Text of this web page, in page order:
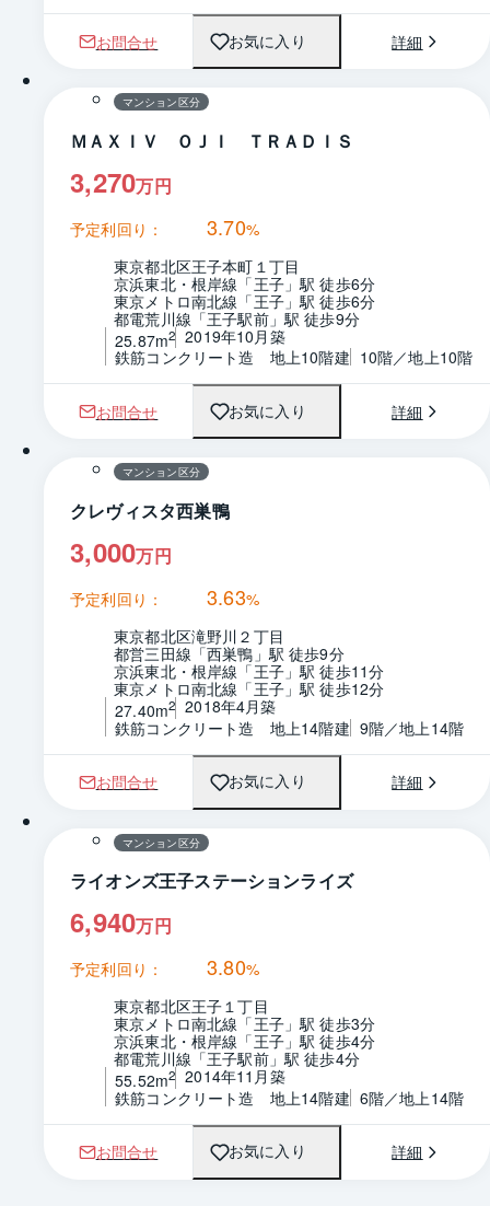
お問合せ お気に入り 詳細
1 / 0 間取り
マンション区分
ＭＡＸＩＶ ＯＪＩ ＴＲＡＤＩＳ
3,270万円
予定利回り： 3.70%
東京都北区王子本町１丁目
京浜東北・根岸線「王子」駅 徒歩6分
東京メトロ南北線「王子」駅 徒歩6分
都電荒川線「王子駅前」駅 徒歩9分
25.87m2 2019年10月築
鉄筋コンクリート造　地上10階建 10階／地上10階
お問合せ お気に入り 詳細
1 / 0 間取り
マンション区分
クレヴィスタ西巣鴨
3,000万円
予定利回り： 3.63%
東京都北区滝野川２丁目
都営三田線「西巣鴨」駅 徒歩9分
京浜東北・根岸線「王子」駅 徒歩11分
東京メトロ南北線「王子」駅 徒歩12分
27.40m2 2018年4月築
鉄筋コンクリート造　地上14階建 9階／地上14階
お問合せ お気に入り 詳細
1 / 0 間取り
マンション区分
ライオンズ王子ステーションライズ
6,940万円
予定利回り： 3.80%
東京都北区王子１丁目
東京メトロ南北線「王子」駅 徒歩3分
京浜東北・根岸線「王子」駅 徒歩4分
都電荒川線「王子駅前」駅 徒歩4分
55.52m2 2014年11月築
鉄筋コンクリート造　地上14階建 6階／地上14階
お問合せ お気に入り 詳細